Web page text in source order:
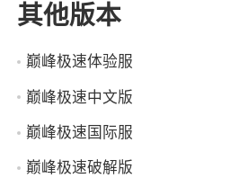
其他版本
巅峰极速体验服
巅峰极速中文版
巅峰极速国际服
巅峰极速破解版